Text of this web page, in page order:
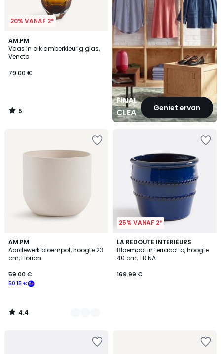
20% VANAF 2*
AM.PM
Vaas in dik amberkleurig glas,
Veneto
79.00 €
5
/
5
5
/
FINAL
CLEARANCEGeniet ervan
AM.PM
Aardewerk bloempot, hoogte 23
cm, Florian
50.15 €
59.00 €
4.4
/ 5
4
Kleuren
4.4
/
25% VANAF 2*
LA REDOUTE INTERIEURS
Bloempot in terracotta, hoogte
40 cm, TRINA
169.99 €